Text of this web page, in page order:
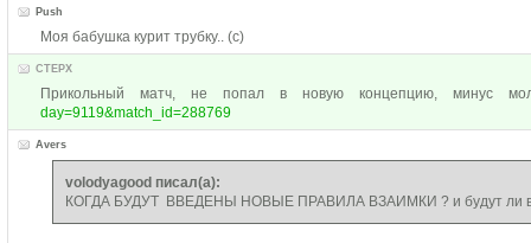
Push
Моя бабушка курит трубку.. (с)
СТЕРХ
Прикольный матч, не попал в новую концепцию, минус
day=9119&match_id=288769
Avers
volodyagood писал(а):
КОГДА БУДУТ ВВЕДЕНЫ НОВЫЕ ПРАВИЛА ВЗАИМКИ ? и будут ли